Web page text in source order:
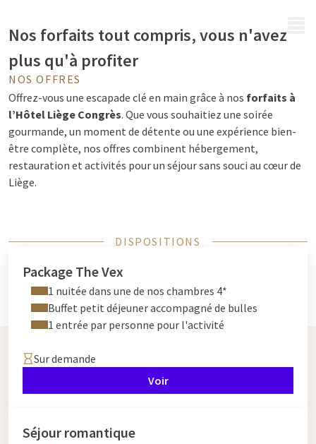
Nos forfaits tout compris, vous n'avez
plus qu'à profiter
NOS OFFRES
Offrez-vous une escapade clé en main grâce à nos forfaits à
l’Hôtel Liège Congrès. Que vous souhaitiez une soirée
gourmande, un moment de détente ou une expérience bien-
être complète, nos offres combinent hébergement,
restauration et activités pour un séjour sans souci au cœur de
Liège.
DISPOSITIONS
Package The Vex
1 nuitée dans une de nos chambres 4*
Buffet petit déjeuner accompagné de bulles
1 entrée par personne pour l'activité
Sur demande
Voir
Séjour romantique